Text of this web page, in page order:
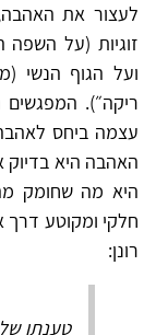
לעצור את
זוגיות (על השפה
ועל הגוף הנשי
ריקה״). המפגשים
עצמה ביחס
האהבה היא בדיוק
היא מה שחומק
חלקי ומקוטע דרך
רונן:
טענתו